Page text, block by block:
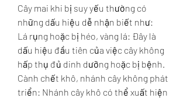
Cây mai khi bị suy yếu thường có
những dấu hiệu dễ nhận biết như:
Lá rụng hoặc bị héo, vàng lá: Đây là
dấu hiệu đầu tiên của việc cây không
hấp thụ đủ dinh dưỡng hoặc bị bệnh.
Cành chết khô, nhánh cây không phát
triển: Nhánh cây khô có thể xuất hiện